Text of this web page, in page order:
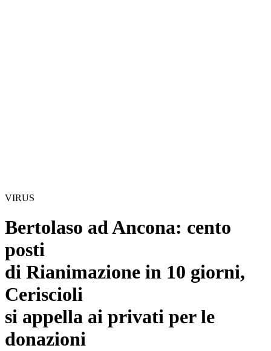
VIRUS
Bertolaso ad Ancona: cento
posti
di Rianimazione in 10 giorni,
Ceriscioli
si appella ai privati per le
donazioni